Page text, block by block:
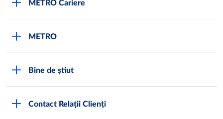
METRO Cariere
METRO
Bine de știut
Contact Relații Clienți